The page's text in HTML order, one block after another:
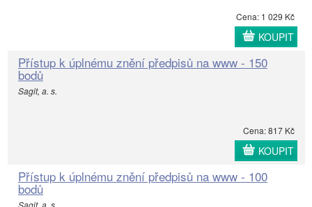
Cena: 1 029 Kč
KOUPIT
Přístup k úplnému znění předpisů na www - 150
bodů
Sagit, a. s.
Cena: 817 Kč
KOUPIT
Přístup k úplnému znění předpisů na www - 100
bodů
Sagit, a. s.